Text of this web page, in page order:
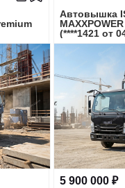
Однорядный
Люлька
Автовышка
(****1421 от
5 900 000 ₽